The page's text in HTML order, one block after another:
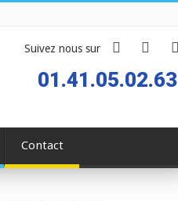
Suivez nous sur
01.41.05.02.63
Contact